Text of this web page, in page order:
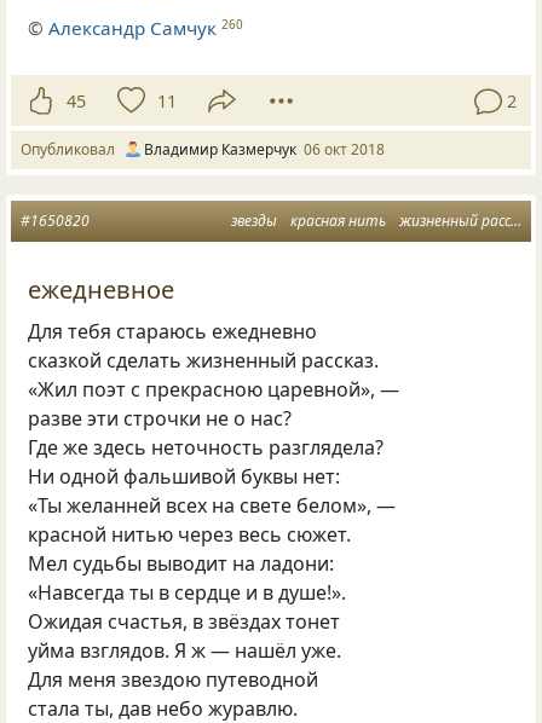
©Александр Самчук 260
45 11 2
Опубликовал Владимир Казмерчук 06 окт 2018
звезды красная нить жизненный рассказ
#1650820
ежедневное
Для тебя стараюсь ежедневно
сказкой сделать жизненный рассказ.
«Жил поэт с прекрасною царевной», —
разве эти строчки не о нас?
Где же здесь неточность разглядела?
Ни одной фальшивой буквы нет:
«Ты желанней всех на свете белом», —
красной нитью через весь сюжет.
Мел судьбы выводит на ладони:
«Навсегда ты в сердце и в душе!».
Ожидая счастья, в звёздах тонет
уйма взглядов. Я ж — нашёл уже.
Для меня звездою путеводной
стала ты, дав небо журавлю.